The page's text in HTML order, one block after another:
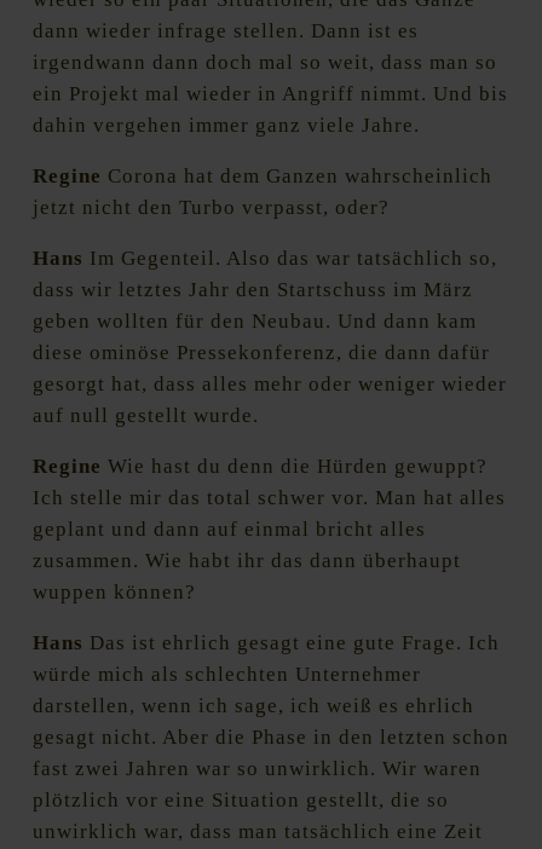
dann wieder infrage stellen. Dann ist es
irgendwann dann doch mal so weit, dass man so
ein Projekt mal wieder in Angriff nimmt. Und bis
dahin vergehen immer ganz viele Jahre.
Regine Corona hat dem Ganzen wahrscheinlich
jetzt nicht den Turbo verpasst, oder?
Hans Im Gegenteil. Also das war tatsächlich so,
dass wir letztes Jahr den Startschuss im März
geben wollten für den Neubau. Und dann kam
diese ominöse Pressekonferenz, die dann dafür
gesorgt hat, dass alles mehr oder weniger wieder
auf null gestellt wurde.
Regine Wie hast du denn die Hürden gewuppt?
Ich stelle mir das total schwer vor. Man hat alles
geplant und dann auf einmal bricht alles
zusammen. Wie habt ihr das dann überhaupt
wuppen können?
Hans Das ist ehrlich gesagt eine gute Frage. Ich
würde mich als schlechten Unternehmer
darstellen, wenn ich sage, ich weiß es ehrlich
gesagt nicht. Aber die Phase in den letzten schon
fast zwei Jahren war so unwirklich. Wir waren
plötzlich vor eine Situation gestellt, die so
unwirklich war, dass man tatsächlich eine Zeit